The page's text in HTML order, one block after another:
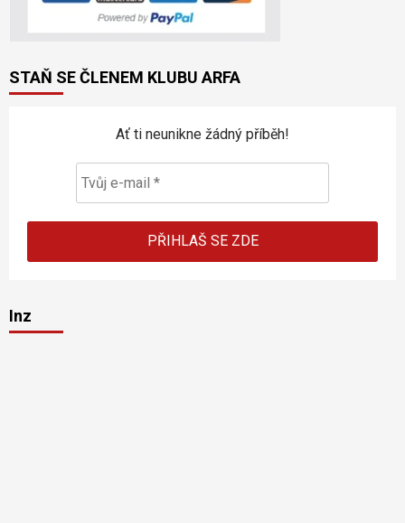
STAŇ SE ČLENEM KLUBU ARFA
Ať ti neunikne žádný příběh!
Inz